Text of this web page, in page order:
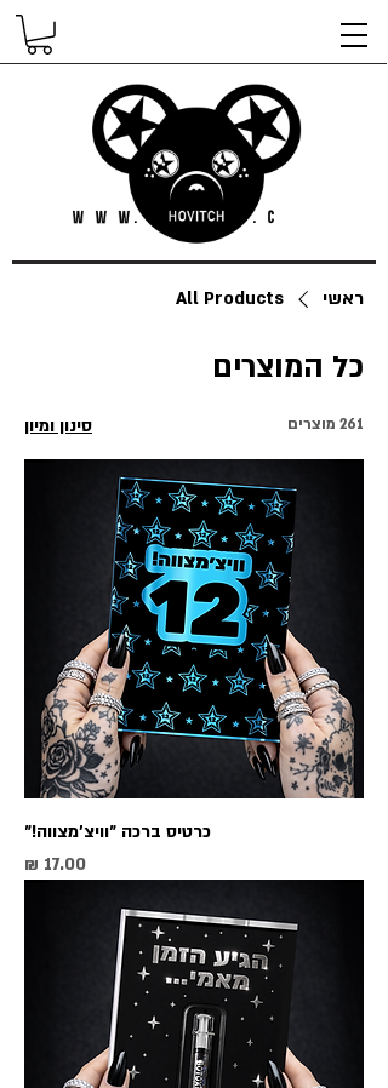
ראשי All Products
כל המוצרים
261 מוצרים סינון ומיון
כרטיס ברכה ״וויצ׳מצווה!״
מחיר